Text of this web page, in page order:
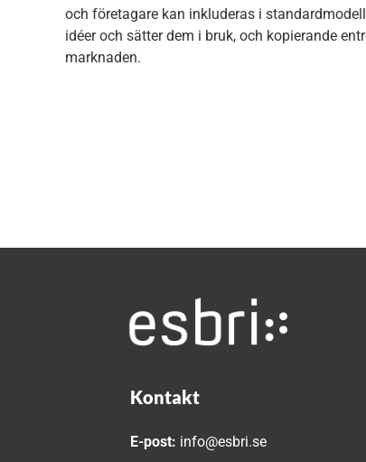
och företagare kan inkluderas i
idéer och sätter dem i bruk, och kopierande
marknaden.
Kontakt
E-post: info@esbri.se